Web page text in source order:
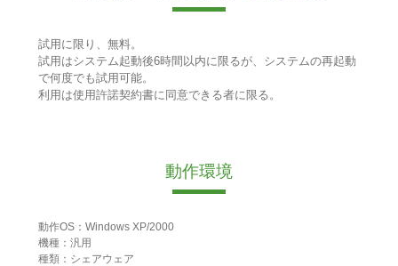
試用に限り、無料。
試用はシステム起動後6時間以内に限るが、システムの再起動
で何度でも試用可能。
利用は使用許諾契約書に同意できる者に限る。
動作環境
動作OS：Windows XP/2000
機種：汎用
種類：シェアウェア